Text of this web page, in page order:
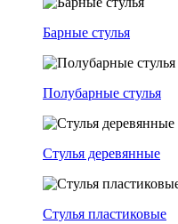
Барные стулья
Полубарные стулья
Стулья деревянные
Стулья пластиковые